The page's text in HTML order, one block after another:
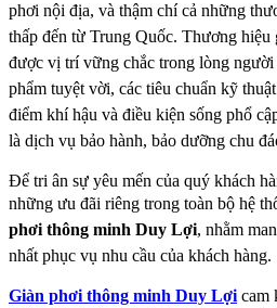
phơi nội địa, và thậm chí cả những
thấp đến từ Trung Quốc. Thương
được vị trí vững chắc trong lòng người
phẩm tuyệt vời, các tiêu chuẩn kỹ
điểm khí hậu và điều kiện sống phổ
là dịch vụ bảo hành, bảo dưỡng chu
Để tri ân sự yêu mến của quý khách
những ưu đãi riêng trong toàn bộ hệ
phơi thông minh Duy Lợi, nhằm
nhất phục vụ nhu cầu của khách hàng.
Giàn phơi thông minh Duy Lợi cam